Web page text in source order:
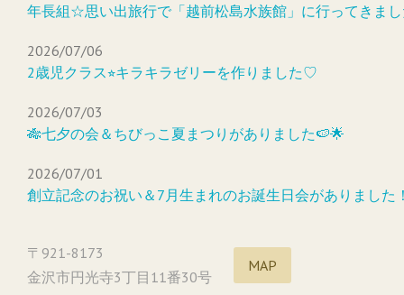
年長組☆思い出旅行で「越前松島水族館」に行ってきま
2026/07/06
2歳児クラス⭐︎キラキラゼリーを作りました♡
2026/07/03
🎋七夕の会＆ちびっこ夏まつりがありました🍉🌟
2026/07/01
創立記念のお祝い＆7月生まれのお誕生日会がありました
〒921-8173
金沢市円光寺3丁目11番30号
MAP